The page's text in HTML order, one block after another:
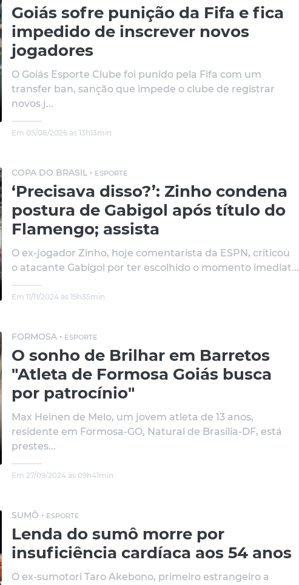
Goiás sofre punição da Fifa e fica
impedido de inscrever novos
jogadores
O Goiás Esporte Clube foi punido pela Fifa com um
transfer ban, sanção que impede o clube de registrar
novos j...
Em 05/08/2026 às 13h13min
COPA DO BRASIL • ESPORTE
‘Precisava disso?’: Zinho condena
postura de Gabigol após título do
Flamengo; assista
O ex-jogador Zinho, hoje comentarista da ESPN, criticou
o atacante Gabigol por ter escolhido o momento imediat...
Em 11/11/2024 às 19h35min
FORMOSA • ESPORTE
O sonho de Brilhar em Barretos
"Atleta de Formosa Goiás busca
por patrocínio"
Max Heinen de Melo, um jovem atleta de 13 anos,
residente em Formosa-GO, Natural de Brasília-DF, está
prestes...
Em 27/09/2024 às 09h41min
SUMÔ • ESPORTE
Lenda do sumô morre por
insuficiência cardíaca aos 54 anos
O ex-sumotori Taro Akebono, primeiro estrangeiro a